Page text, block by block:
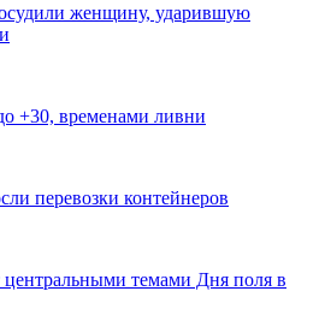
женщину, ударившую
+30, временами ливни
перевозки контейнеров
центральными темами Дня поля в